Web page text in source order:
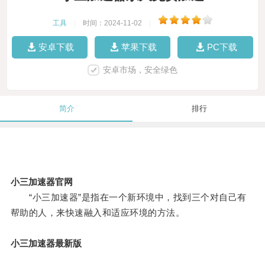
工具 时间：2024-11-02
安卓下载 苹果下载 PC下载
安卓市场，安全绿色
简介 排行
小三加速器官网
“小三加速器”是指在一个新环境中，找到三个对自己有
帮助的人，来快速融入和适应环境的方法。
小三加速器最新版